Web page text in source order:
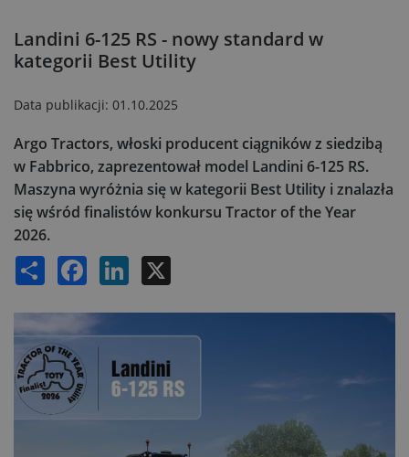
Landini 6-125 RS - nowy standard w
kategorii Best Utility
Data publikacji: 01.10.2025
Argo Tractors, włoski producent ciągników z siedzibą
w Fabbrico, zaprezentował model Landini 6-125 RS.
Maszyna wyróżnia się w kategorii Best Utility i znalazła
się wśród finalistów konkursu Tractor of the Year
2026.
Share Facebook LinkedIn